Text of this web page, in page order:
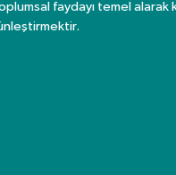
faydayı temel alarak